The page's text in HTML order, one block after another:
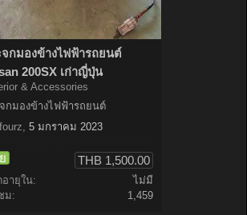
จกมองข้างไฟฟ้ารถยนต์
200SX เก่าญี่ปุ่น
& Accessories
กมองข้างไฟฟ้ารถยนต์
, 5 มกราคม 2023
THB 1,500.00
ายุใน:
ไม่มี
ม:
1,459